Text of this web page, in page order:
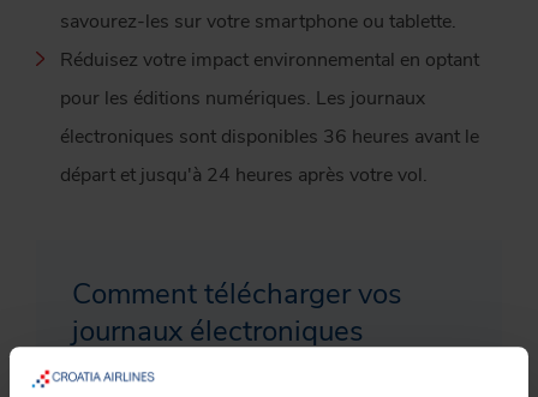
savourez-les sur votre smartphone ou tablette.
Réduisez votre impact environnemental en optant
pour les éditions numériques. Les journaux
électroniques sont disponibles 36 heures avant le
départ et jusqu'à 24 heures après votre vol.
Comment télécharger vos
journaux électroniques
gratuits pour le voyage